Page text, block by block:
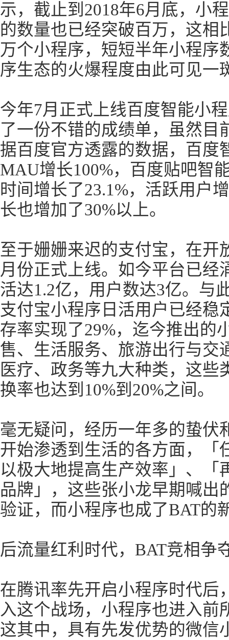
示，截止到2018年6月底，小
的数量也已经突破百万，这相
万个小程序，短短半年小程序
序生态的火爆程度由此可见一
今年7月正式上线百度智能小
了一份不错的成绩单，虽然目
据百度官方透露的数据，百度
MAU增长100%，百度贴吧智
时间增长了23.1%，活跃用户
长也增加了30%以上。
至于姗姗来迟的支付宝，在开
月份正式上线。如今平台已经
活达1.2亿，用户数达3亿。与
支付宝小程序日活用户已经稳
存率实现了29%，迄今推出的
售、生活服务、旅游出行与交
医疗、政务等九大种类，这些
换率也达到10%到20%之间。
毫无疑问，经历一年多的蛰伏
开始渗透到生活的各方面，「
以极大地提高生产效率」、「
品牌」，这些张小龙早期喊出
验证，而小程序也成了BAT的
后流量红利时代，BAT竞相争
在腾讯率先开启小程序时代后
入这个战场，小程序也进入前
这其中，具有先发优势的微信